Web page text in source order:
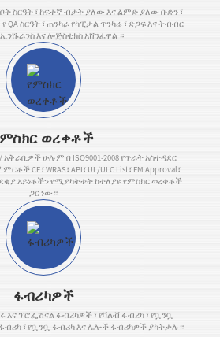
ስርዓት ፣ ከፍተኛ ብቃት ያለው እና ልምድ ያለው ቡድን ፣
QA ስርዓት ፣ ጠንካራ የካፒታል ጥንካሬ ፣ ድጋፍ እና ትብብር
ኢንሹራንስ እና ሎጅስቲክስ አሸንፈዋል ።
ወረቀቶች
ሁሉም በ ISO9001-2008 የጥራት አስተዳደር
CE፣ WRAS፣ API፣ UL/ULC List፣ FM Approval፣
አይነቶችን የሚያካትቱት ከተለያዩ የምስክር ወረቀቶች
ጋር ነው።
ፋብሪካዎች
ፕሮፌሽናል ፋብሪካዎች ፣ የቫልቭ ፋብሪካ ፣ የቧንቧ
፣ የቧንቧ ፋብሪካ እና ሌሎች ፋብሪካዎች ያካትታሉ።